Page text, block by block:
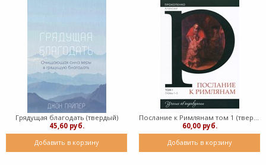
Грядущая благодать (твердый)
45,60 руб.
Добавить в корзину
Послание к Римлянам том 1 (твердый)
60,00 руб.
Добавить в корзину